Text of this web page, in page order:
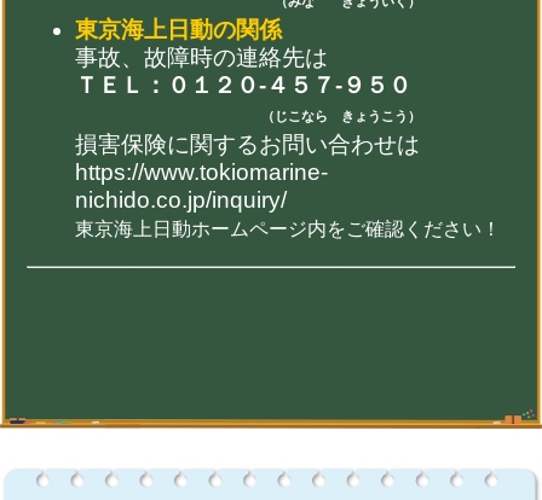
東京海上日動の関係
事故、故障時の連絡先は
ＴＥＬ：０１２０-４５７-９５０
（じこなら きょうこう）
損害保険に関するお問い合わせは
https://www.tokiomarine-
nichido.co.jp/inquiry/
東京海上日動ホームページ内をご確認ください！